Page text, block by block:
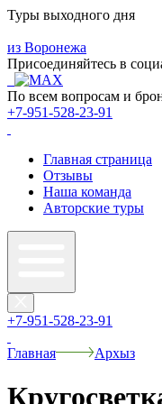
Туры выходного дня
из Воронежа
Присоединяйтесь в
По всем вопросам и
+7-951-528-23-91
Главная страница
Отзывы
Наша команда
Авторские туры
+7-951-528-23-91
Главная Архыз